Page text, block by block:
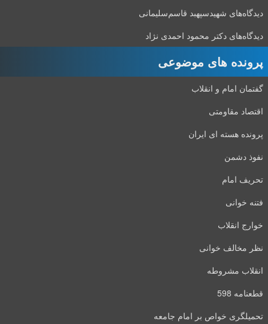
دیدگاه‌های شهید‌سپهبد قاسم‌سلیمانی
دیدگاه‌های دکتر محمود احمدی نژاد
پرونده های موضوعی
گفتمان امام و انقلاب
اقتصاد مقاومتی
پرونده هسته ای ایران
نفوذ دشمن
تحریف امام
فتنه خوانی
خوارج انقلاب
نظر مخالف خوانی
انقلاب مشروطه
قطعنامه 598
تحمیلگری خواص بر امام جامعه